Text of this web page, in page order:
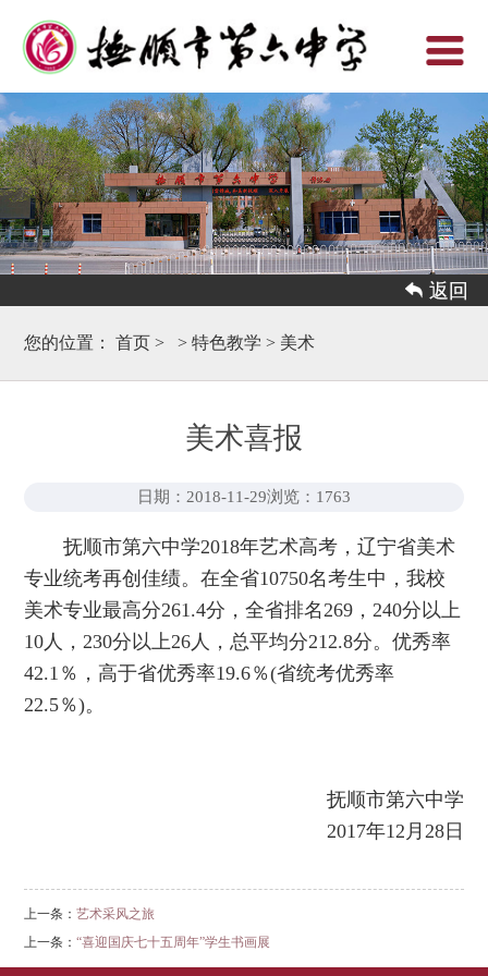
 返回
您的位置： 首页 > >特色教学 > 美术
美术喜报
日期：2018-11-29浏览： 1763
抚顺市第六中学2018年艺术高考，辽宁省美术
专业统考再创佳绩。在全省10750名考生中，我校
美术专业最高分261.4分，全省排名269，240分以上
10人，230分以上26人，总平均分212.8分。优秀率
42.1％，高于省优秀率19.6％(省统考优秀率
22.5％)。
抚顺市第六中学
2017年12月28日
上一条：艺术采风之旅
上一条：“喜迎国庆七十五周年”学生书画展